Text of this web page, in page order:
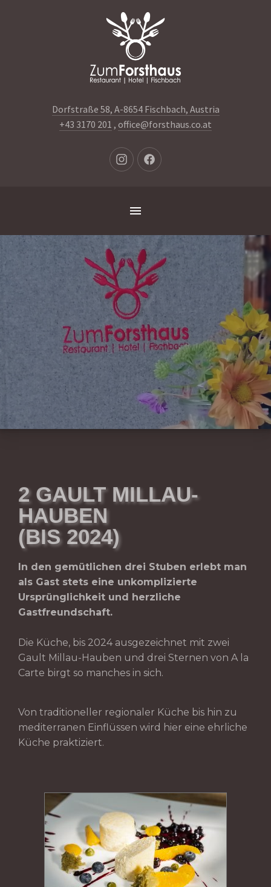
Dorfstraße 58, A-8654 Fischbach, Austria
+43 3170 201 , office@forsthaus.co.at
2 GAULT MILLAU-
HAUBEN
(BIS 2024)
In den gemütlichen drei Stuben erlebt man
als Gast stets eine unkomplizierte
Ursprünglichkeit und herzliche
Gastfreundschaft.
Die Küche, bis 2024 ausgezeichnet mit zwei
Gault Millau-Hauben und drei Sternen von A la
Carte birgt so manches in sich.
Von traditioneller regionaler Küche bis hin zu
mediterranen Einflüssen wird hier eine ehrliche
Küche praktiziert.